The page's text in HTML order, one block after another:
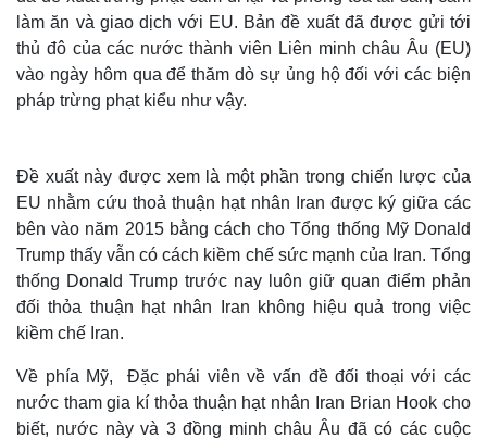
làm ăn và giao dịch với EU. Bản đề xuất đã được gửi tới
thủ đô của các nước thành viên Liên minh châu Âu (EU)
vào ngày hôm qua để thăm dò sự ủng hộ đối với các biện
pháp trừng phạt kiểu như vậy.
Đề xuất này được xem là một phần trong chiến lược của
EU nhằm cứu thoả thuận hạt nhân Iran được ký giữa các
bên vào năm 2015 bằng cách cho Tổng thống Mỹ Donald
Trump thấy vẫn có cách kiềm chế sức mạnh của Iran. Tổng
thống Donald Trump trước nay luôn giữ quan điểm phản
đối thỏa thuận hạt nhân Iran không hiệu quả trong việc
kiềm chế Iran.
Về phía Mỹ, Đặc phái viên về vấn đề đối thoại với các
nước tham gia kí thỏa thuận hạt nhân Iran Brian Hook cho
biết, nước này và 3 đồng minh châu Âu đã có các cuộc